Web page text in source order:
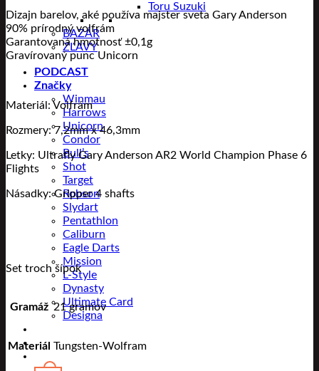
Toru Suzuki
BAZÁR
ZĽAVY
PODCAST
Značky
Winmau
Harrows
Unicorn
Condor
Bull’s
Shot
Target
Robson
Slydart
Pentathlon
Caliburn
Eagle Darts
Mission
L-Style
Dynasty
Ultimate Card
Designa
Dizajn barelov, aké používa majster sveta Gary Anderson
90% prírodný volfrám
Garantovaná hmotnosť ±0,1g
Gravírovaný punc Unicorn
Materiál: Volfrám
Rozmery: 7,2mm x 46,3mm
Letky: Ultrafly Gary Anderson AR2 World Champion Phase 6
Flights
Násadky: Gripper 4 shafts
Set troch šípok
Gramáž 21 gramov
Materiál Tungsten-Wolfram